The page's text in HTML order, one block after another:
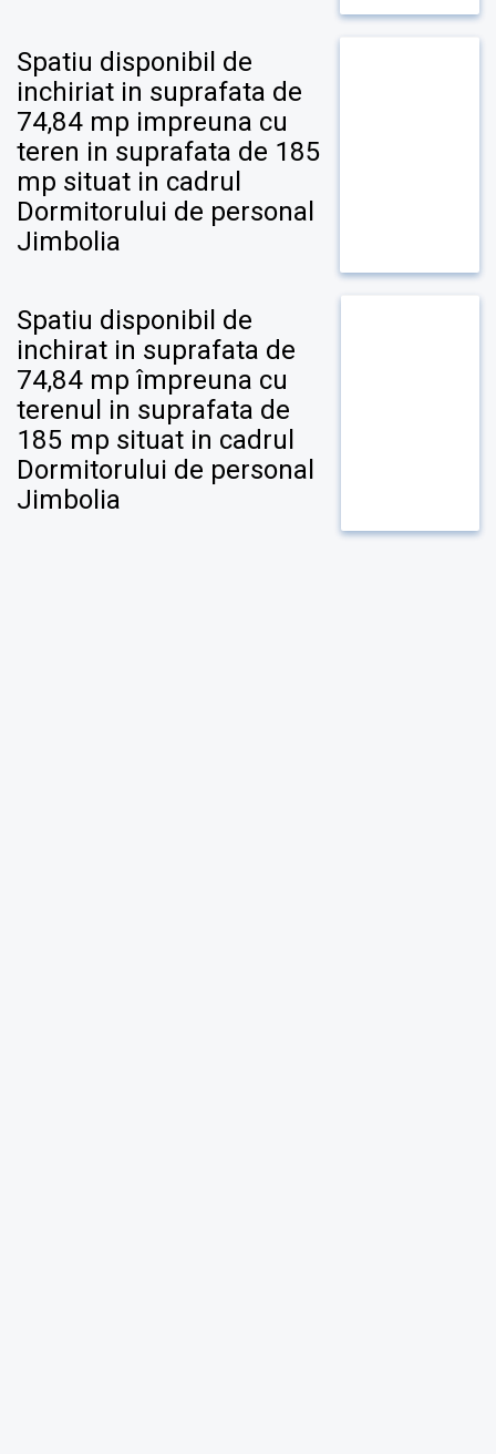
Spatiu disponibil de
inchiriat in suprafata de
74,84 mp impreuna cu
teren in suprafata de 185
mp situat in cadrul
Dormitorului de personal
Jimbolia
Spatiu disponibil de
inchirat in suprafata de
74,84 mp împreuna cu
terenul in suprafata de
185 mp situat in cadrul
Dormitorului de personal
Jimbolia